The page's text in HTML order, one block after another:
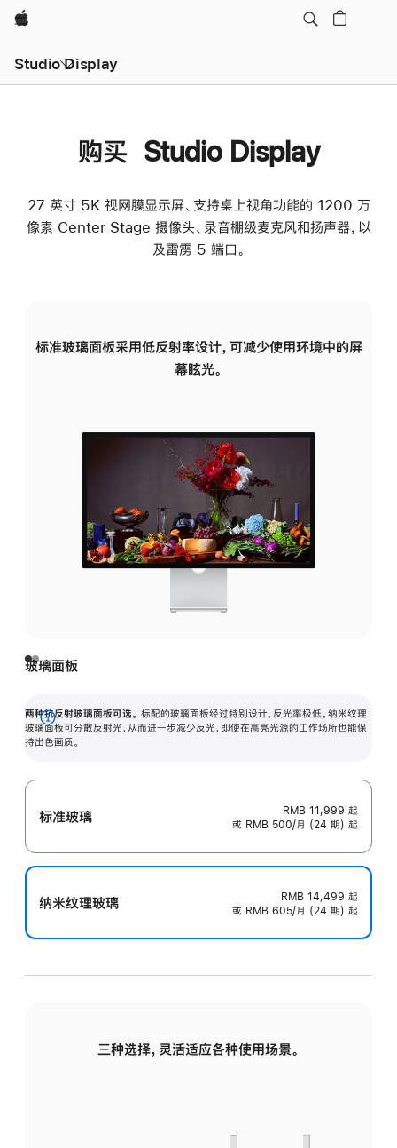
Apple
Studio Display
购买 Studio Display
27 英寸 5K 视网膜显示屏、支持桌上视角功能的 1200 万
像素 Center Stage 摄像头、录音棚级麦克风和扬声器，以
及雷雳 5 端口。
标准玻璃面板采用低反射率设计，可减少使用环境中的屏
幕眩光。
玻璃面板
两种抗反射玻璃面板可选。 标配的玻璃面板经过特别设计，反光率极低。纳米纹理
玻璃面板可分散反射光，从而进一步减少反光，即使在高亮光源的工作场所也能保
持出色画质。
展
开
标准玻璃 RMB 11,999 起
或 RMB 500/月 (24 期) 起
纳米纹理玻璃 RMB 14,499 起
或 RMB 605/月 (24 期) 起
三种选择，灵活适应各种使用场景。